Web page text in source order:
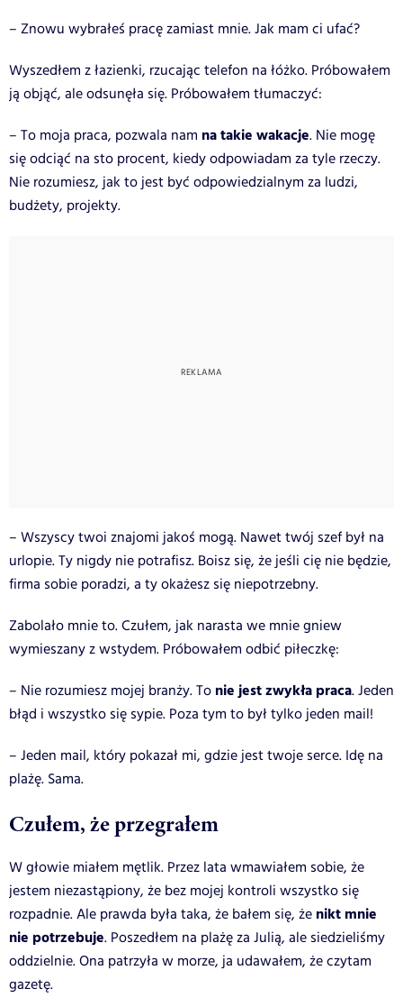
– Znowu wybrałeś pracę zamiast mnie. Jak mam ci ufać?
Wyszedłem z łazienki, rzucając telefon na łóżko. Próbowałem
ją objąć, ale odsunęła się. Próbowałem tłumaczyć:
– To moja praca, pozwala nam na takie wakacje. Nie mogę
się odciąć na sto procent, kiedy odpowiadam za tyle rzeczy.
Nie rozumiesz, jak to jest być odpowiedzialnym za ludzi,
budżety, projekty.
– Wszyscy twoi znajomi jakoś mogą. Nawet twój szef był na
urlopie. Ty nigdy nie potrafisz. Boisz się, że jeśli cię nie będzie,
firma sobie poradzi, a ty okażesz się niepotrzebny.
Zabolało mnie to. Czułem, jak narasta we mnie gniew
wymieszany z wstydem. Próbowałem odbić piłeczkę:
– Nie rozumiesz mojej branży. To nie jest zwykła praca. Jeden
błąd i wszystko się sypie. Poza tym to był tylko jeden mail!
– Jeden mail, który pokazał mi, gdzie jest twoje serce. Idę na
plażę. Sama.
Czułem, że przegrałem
W głowie miałem mętlik. Przez lata wmawiałem sobie, że
jestem niezastąpiony, że bez mojej kontroli wszystko się
rozpadnie. Ale prawda była taka, że bałem się, że nikt mnie
nie potrzebuje. Poszedłem na plażę za Julią, ale siedzieliśmy
oddzielnie. Ona patrzyła w morze, ja udawałem, że czytam
gazetę.